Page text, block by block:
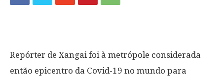
Repórter de Xangai foi à metrópole considerada
então epicentro da Covid-19 no mundo para